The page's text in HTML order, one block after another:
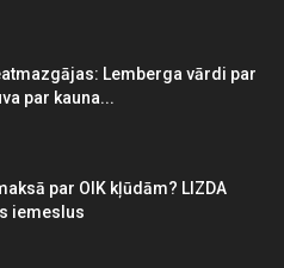
Lemberga vārdi par
par kauna...
par OIK kļūdām? LIZDA
iemeslus